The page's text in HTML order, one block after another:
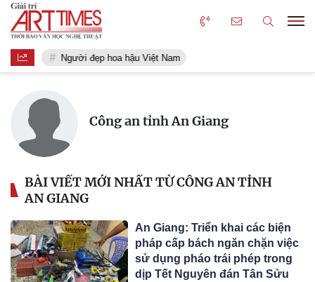
Người đẹp hoa hậu Việt Nam
Công an tỉnh An Giang
BÀI VIẾT MỚI NHẤT TỪ CÔNG AN TỈNH
AN GIANG
An Giang: Triển khai các biện
pháp cấp bách ngăn chặn việc
sử dụng pháo trái phép trong
dịp Tết Nguyên đán Tân Sửu